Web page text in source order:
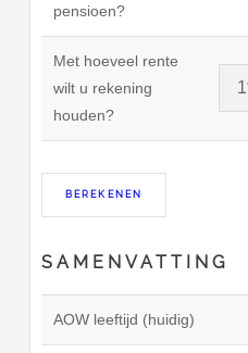
pensioen?
Met hoeveel rente
wilt u rekening
houden?
SAMENVATTING
AOW leeftijd (huidig)